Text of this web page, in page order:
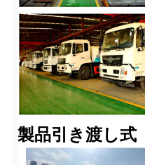
製品引き渡し式